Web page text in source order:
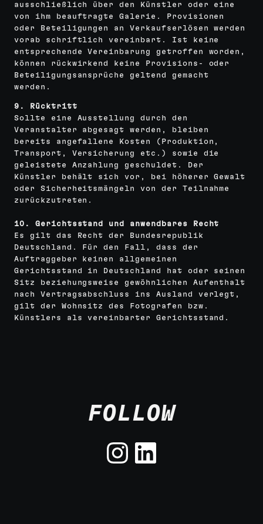
ausschließlich über den Künstler oder eine
von ihm beauftragte Galerie. Provisionen
oder Beteiligungen an Verkaufserlösen werden
vorab schriftlich vereinbart. Ist keine
entsprechende Vereinbarung getroffen worden,
können rückwirkend keine Provisions- oder
Beteiligungsansprüche geltend gemacht
werden.
9. Rücktritt
Sollte eine Ausstellung durch den
Veranstalter abgesagt werden, bleiben
bereits angefallene Kosten (Produktion,
Transport, Versicherung etc.) sowie die
geleistete Anzahlung geschuldet. Der
Künstler behält sich vor, bei höherer Gewalt
oder Sicherheitsmängeln von der Teilnahme
zurückzutreten.
10. Gerichtsstand und anwendbares Recht
Es gilt das Recht der Bundesrepublik
Deutschland. Für den Fall, dass der
Auftraggeber keinen allgemeinen
Gerichtsstand in Deutschland hat oder seinen
Sitz beziehungsweise gewöhnlichen Aufenthalt
nach Vertragsabschluss ins Ausland verlegt,
gilt der Wohnsitz des Fotografen bzw.
Künstlers als vereinbarter Gerichtsstand.
FOLLOW